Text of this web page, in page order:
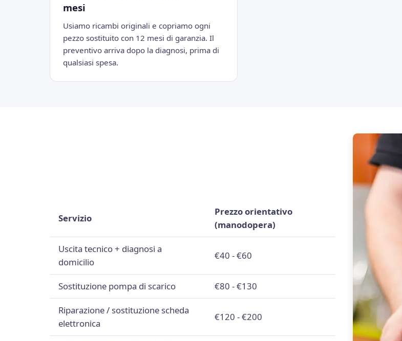
mesi
Usiamo ricambi originali e copriamo ogni
pezzo sostituito con 12 mesi di garanzia. Il
preventivo arriva dopo la diagnosi, prima di
qualsiasi spesa.
Servizio
Prezzo orientativo
(manodopera)
Uscita tecnico + diagnosi a
domicilio
€40 - €60
Sostituzione pompa di scarico €80 - €130
Riparazione / sostituzione scheda
elettronica
€120 - €200